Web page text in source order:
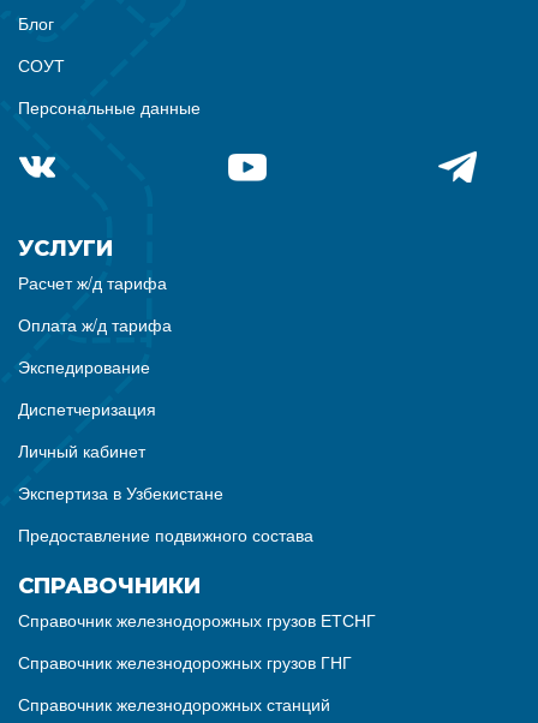
Блог
СОУТ
Персональные данные
УСЛУГИ
Расчет ж/д тарифа
Оплата ж/д тарифа
Экспедирование
Диспетчеризация
Личный кабинет
Экспертиза в Узбекистане
Предоставление подвижного состава
СПРАВОЧНИКИ
Справочник железнодорожных грузов ЕТСНГ
Справочник железнодорожных грузов ГНГ
Справочник железнодорожных станций